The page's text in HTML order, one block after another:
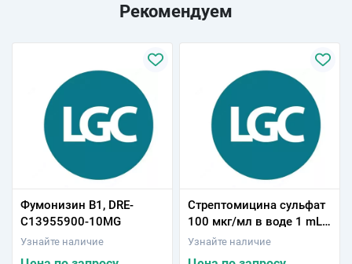
Рекомендуем
Фумонизин В1, DRE-
C13955900-10MG
Узнайте наличие
Стрептомицина сульфат
100 мкг/мл в воде 1 mL,
ISO 17034
Узнайте наличие